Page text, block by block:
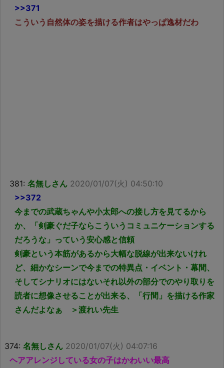
>>371
こういう自然体の姿を描ける作者はやっぱ逸材だわ
381: 名無しさん 2020/01/07(火) 04:50:10
>>372
今までの武蔵ちゃんや小太郎への接し方を見てるから
か、「剣豪ぐだ子ならこういうコミュニケーションする
だろうな」っていう安心感と信頼
剣豪という本筋があるから大幅な脱線が出来ないけれ
ど、細かなシーンで今までの特異点・イベント・幕間、
そしてシナリオにはないそれ以外の部分でのやり取りを
読者に想像させることが出来る、「行間」を描ける作家
さんだよなぁ ＞渡れい先生
374: 名無しさん 2020/01/07(火) 04:07:16
ヘアアレンジしている女の子はかわいい最高